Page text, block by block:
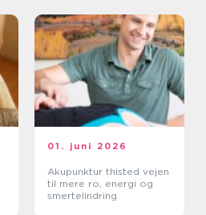
01. juni 2026
Akupunktur thisted vejen
til mere ro, energi og
smertelindring